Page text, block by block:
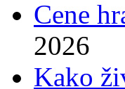
Cene
2026
Kako